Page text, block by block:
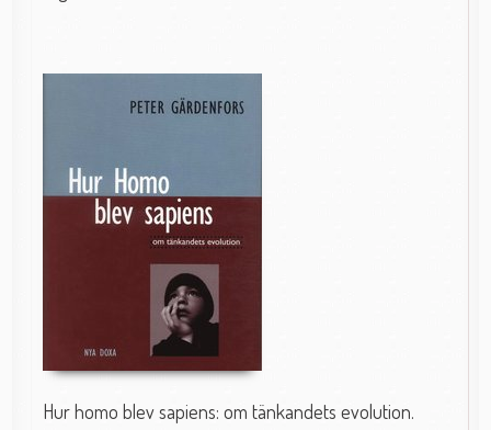
Hur homo blev sapiens: om tänkandets evolution.